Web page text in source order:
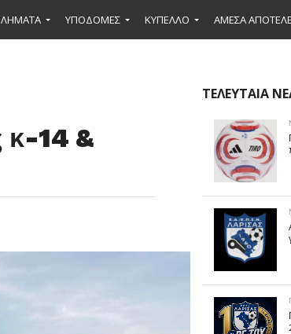
ΥΠΟΔΟΜΕΣ ΚΥΠΕΛΛΟ ΑΜΕΣΑ
κ-14 &
ΤΕΛΕΥΤΑΙΑ